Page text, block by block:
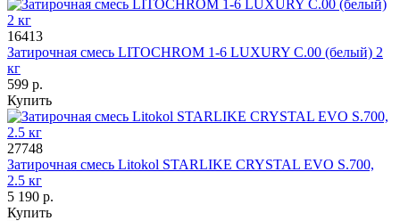
16413
Затирочная смесь LITOCHROM 1-6 LUXURY C.00 (белый) 2
кг
599 р.
Купить
27748
Затирочная смесь Litokol STARLIKE CRYSTAL EVO S.700,
2.5 кг
5 190 р.
Купить